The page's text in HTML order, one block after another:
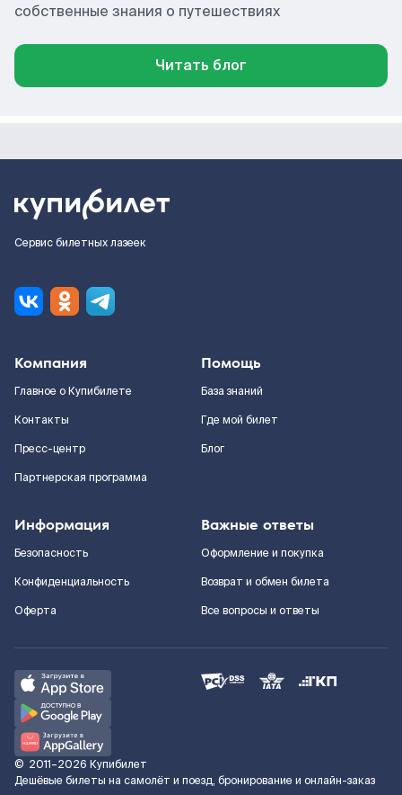
собственные знания о путешествиях
Читать блог
Сервис билетных лазеек
Компания
Главное о Купибилете
Контакты
Пресс-центр
Партнерская программа
Помощь
База знаний
Где мой билет
Блог
Информация
Безопасность
Конфиденциальность
Оферта
Важные ответы
Оформление и покупка
Возврат и обмен билета
Все вопросы и ответы
© 2011–2026 Купибилет
Дешёвые билеты на самолёт и поезд, бронирование и онлайн-заказ